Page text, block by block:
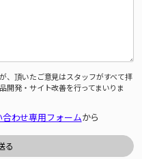
、頂いたご意見はスタッフがすべて拝
開発・サイト改善を行ってまいりま
合わせ専用フォームから